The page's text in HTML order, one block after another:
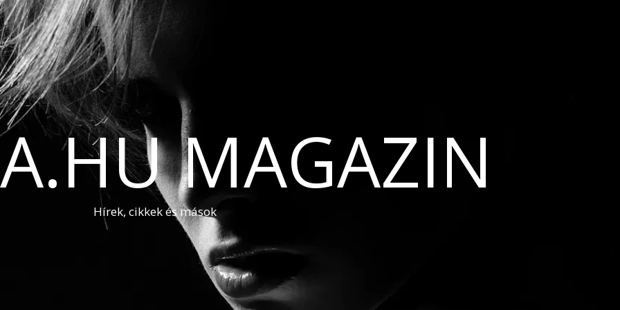
MAGAZIN
Hírek, cikkek és mások